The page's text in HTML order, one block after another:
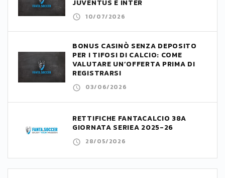
JUVENTUS E INTER
10/07/2026
BONUS CASINÒ SENZA DEPOSITO
PER I TIFOSI DI CALCIO: COME
VALUTARE UN’OFFERTA PRIMA DI
REGISTRARSI
03/06/2026
RETTIFICHE FANTACALCIO 38A
GIORNATA SERIEA 2025-26
28/05/2026